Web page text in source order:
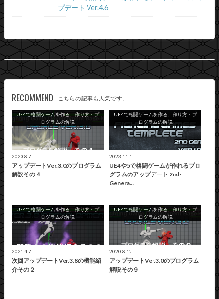
プデート Ver.4.6
RECOMMEND こちらの記事も人気です。
UE4で格闘ゲームを作る、作り方・プ
ログラムの解説
2020.8.7
アップデートVer.3.0のプログラム
解説その４
UE4で格闘ゲームを作る、作り方・プ
ログラムの解説
2023.11.1
UE4や5で格闘ゲームが作れるプロ
グラムのアップデート 2nd-
Genera…
UE4で格闘ゲームを作る、作り方・プ
ログラムの解説
2021.4.7
次回アップデートVer.3.8の機能紹
介その２
UE4で格闘ゲームを作る、作り方・プ
ログラムの解説
2020.8.12
アップデートVer.3.0のプログラム
解説その９